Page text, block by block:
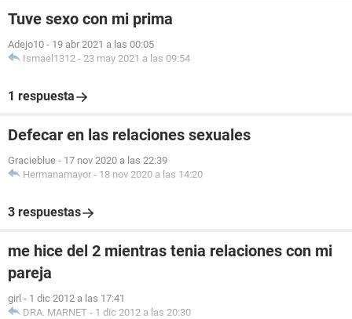
Tuve sexo con mi prima
Adejo10 - 19 abr 2021 a las 00:05
Ismael1312 - 23 may 2021 a las 09:54
1 respuesta
Defecar en las relaciones sexuales
Gracieblue - 17 nov 2020 a las 22:39
Hermanamayor - 18 nov 2020 a las 14:20
3 respuestas
me hice del 2 mientras tenia relaciones con mi
pareja
girl - 1 dic 2012 a las 17:41
DRA. MARNET - 1 dic 2012 a las 20:30